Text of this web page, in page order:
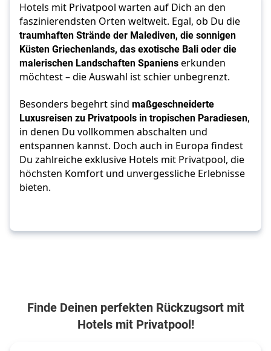
Hotels mit Privatpool warten auf Dich an den
faszinierendsten Orten weltweit. Egal, ob Du die
traumhaften Strände der Malediven, die sonnigen
Küsten Griechenlands, das exotische Bali oder die
malerischen Landschaften Spanienserkunden
möchtest – die Auswahl ist schier unbegrenzt.
Besonders begehrt sind maßgeschneiderte
Luxusreisen zu Privatpools in tropischen Paradiesen,
in denen Du vollkommen abschalten und
entspannen kannst. Doch auch in Europa findest
Du zahlreiche exklusive Hotels mit Privatpool, die
höchsten Komfort und unvergessliche Erlebnisse
bieten.
Finde Deinen perfekten Rückzugsort mit
Hotels mit Privatpool!